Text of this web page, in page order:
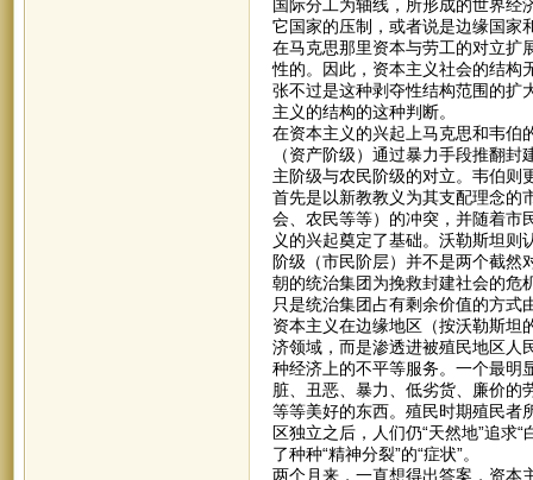
国际分工为轴线，所形成的世界
它国家的压制，或者说是边缘国家
在马克思那里资本与劳工的对立扩
性的。因此，资本主义社会的结构
张不过是这种剥夺性结构范围的扩
主义的结构的这种判断。
在资本主义的兴起上马克思和韦伯
（资产阶级）通过暴力手段推翻
主阶级与农民阶级的对立。韦伯则
首先是以新教教义为其支配理念的
会、农民等等）的冲突，并随着市
义的兴起奠定了基础。沃勒斯坦
阶级（市民阶层）并不是两个截然
朝的统治集团为挽救封建社会的危
只是统治集团占有剩余价值的方式
资本主义在边缘地区（按沃勒斯坦
济领域，而是渗透进被殖民地区人
种经济上的不平等服务。一个最明
脏、丑恶、暴力、低劣货、廉价的
等等美好的东西。殖民时期殖民者
区独立之后，人们仍“天然地”追求
了种种“精神分裂”的“症状”。
两个月来，一直想得出答案，资本